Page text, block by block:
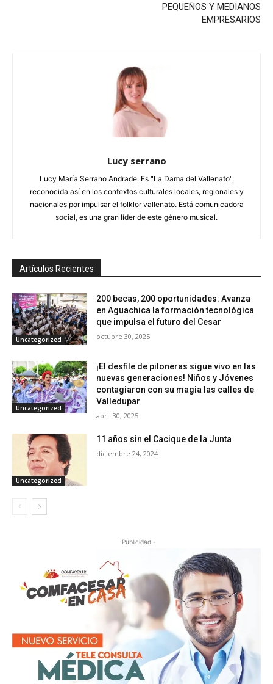
PEQUEÑOS Y MEDIANOS
EMPRESARIOS
Lucy serrano
Lucy María Serrano Andrade. Es "La Dama del Vallenato",
reconocida así en los contextos culturales locales, regionales y
nacionales por impulsar el folklor vallenato. Está comunicadora
social, es una gran líder de este género musical.
Artículos Recientes
Uncategorized
200 becas, 200 oportunidades: Avanza
en Aguachica la formación tecnológica
que impulsa el futuro del Cesar
octubre 30, 2025
Uncategorized
¡El desfile de piloneras sigue vivo en las
nuevas generaciones! Niños y Jóvenes
contagiaron con su magia las calles de
Valledupar
abril 30, 2025
Uncategorized
11 años sin el Cacique de la Junta
diciembre 24, 2024
- Publicidad -